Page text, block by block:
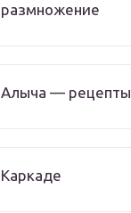
размножение
Алыча — рецепты
Каркаде